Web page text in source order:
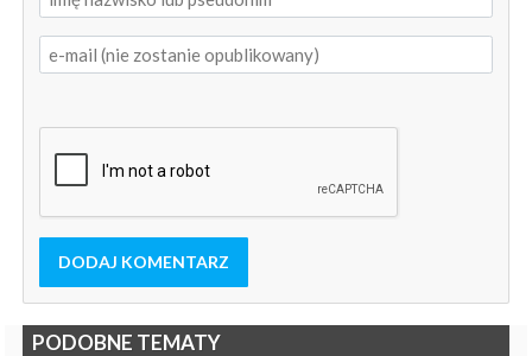
DODAJ KOMENTARZ
PODOBNE TEMATY